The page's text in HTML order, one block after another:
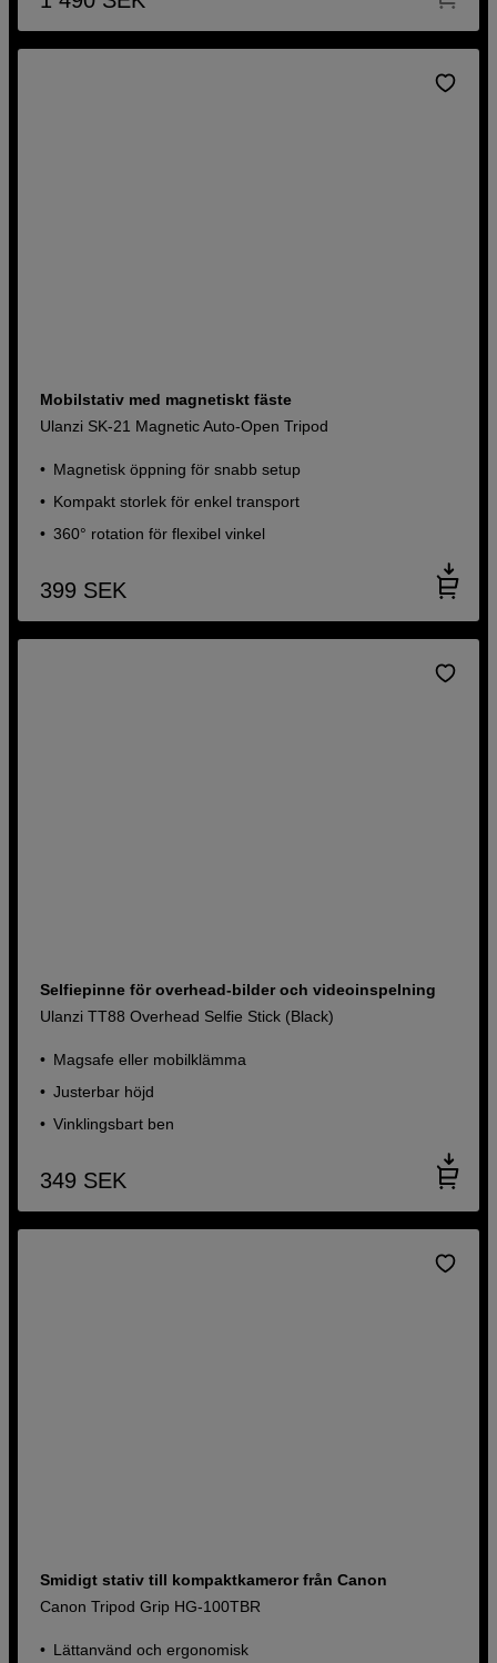
Mobilstativ med magnetiskt fäste
Ulanzi SK-21 Magnetic Auto-Open Tripod
Magnetisk öppning för snabb setup
Kompakt storlek för enkel transport
360° rotation för flexibel vinkel
399 SEK
Selfiepinne för overhead-bilder och videoinspelning
Ulanzi TT88 Overhead Selfie Stick (Black)
Magsafe eller mobilklämma
Justerbar höjd
Vinklingsbart ben
349 SEK
Smidigt stativ till kompaktkameror från Canon
Canon Tripod Grip HG-100TBR
Lättanvänd och ergonomisk